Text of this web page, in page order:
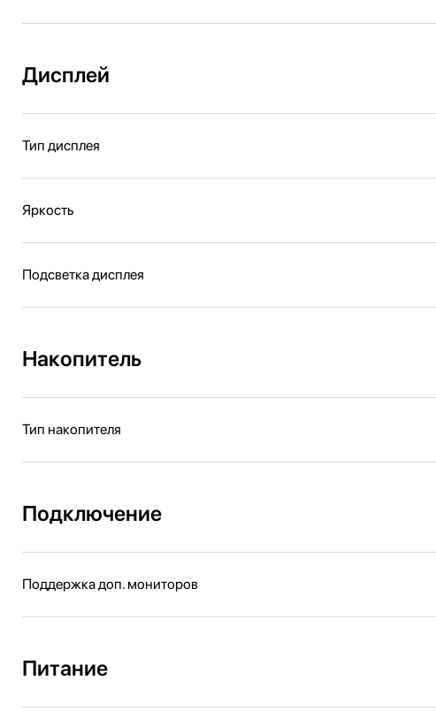
Дисплей
Тип дисплея
Яркость
Подсветка дисплея
Накопитель
Тип накопителя
Подключение
Поддержка доп. мониторов
Питание